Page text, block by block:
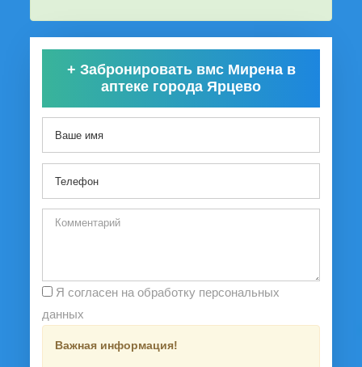
+ Забронировать вмс Мирена в
аптеке города Ярцево
данных
Важная информация!